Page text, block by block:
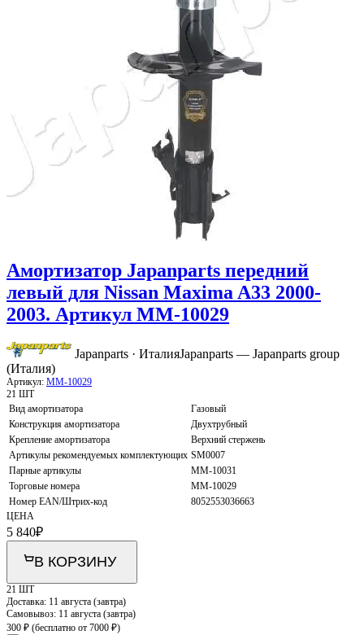
Амортизатор Japanparts передний
левый для Nissan Maxima A33 2000-
2003. Артикул MM-10029
Japanparts · ИталияJapanparts — Japanparts group
(Италия)
Артикул: MM-10029
21 ШТ
Вид амортизатора
Газовый
Конструкция амортизатора
Двухтрубный
Крепление амортизатора
Верхний стержень
Артикулы рекомендуемых комплектующих SM0007
Парные артикулы
MM-10031
Торговые номера
MM-10029
Номер EAN/Штрих-код
8052553036663
ЦЕНА
5 840₽
В КОРЗИНУ
21 ШТ
Доставка: 11 августа (завтра)
Самовывоз: 11 августа (завтра)
300 ₽ (бесплатно от 7000 ₽)